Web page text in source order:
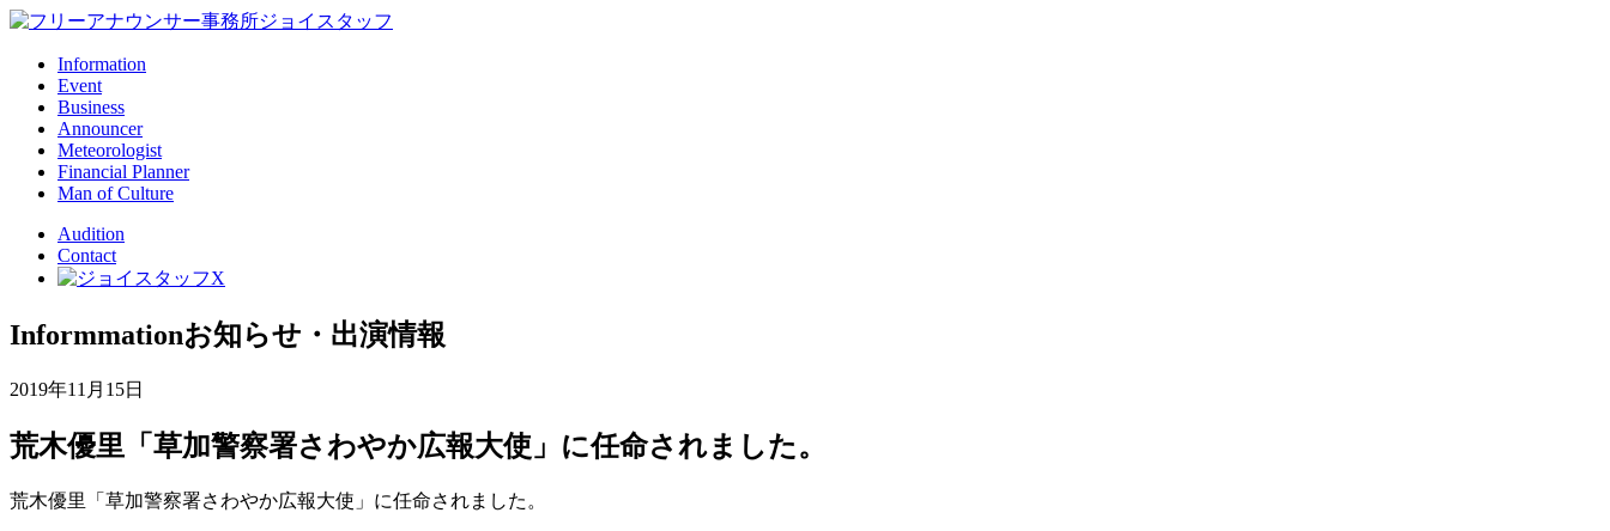
Information
Event
Business
Announcer
Meteorologist
Financial Planner
Man of Culture
Audition
Contact
Informmationお知らせ・出演情報
2019年11月15日
荒木優里「草加警察署さわやか広報大使」に任命されました。
荒木優里「草加警察署さわやか広報大使」に任命されました。